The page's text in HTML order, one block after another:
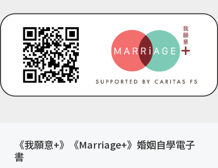
《我願意+》《Marriage+》婚姻自學電子
書